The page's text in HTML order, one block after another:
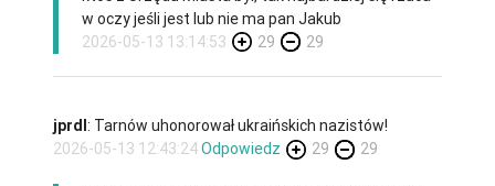
w oczy jeśli jest lub nie ma pan Jakub
2026-05-13 13:14:53
29 29
jprdl: Tarnów uhonorował ukraińskich nazistów!
2026-05-13 12:43:24Odpowiedz 29 29